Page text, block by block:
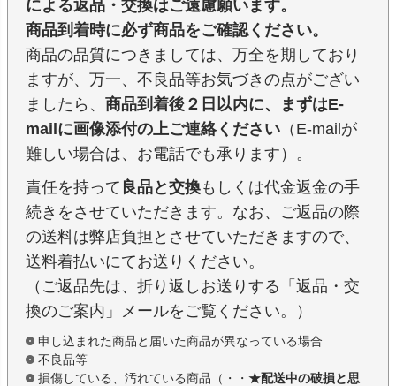
による返品・交換はご遠慮願います。
商品到着時に必ず商品をご確認ください。
商品の品質につきましては、万全を期しており
ますが、万一、不良品等お気づきの点がござい
ましたら、 商品到着後２日以内に、まずはE-
mailに画像添付の上ご連絡ください （E-mailが
難しい場合は、お電話でも承ります）。
責任を持って 良品と交換もしくは代金返金の手
続きをさせていただきます。なお、ご返品の際
の送料は弊店負担とさせていただきますので、
送料着払いにてお送りください。
（ご返品先は、折り返しお送りする「返品・交
換のご案内」メールをご覧ください。）
申し込まれた商品と届いた商品が異なっている場合
不良品等
損傷している、汚れている商品（・・ ★配送中の破損と思